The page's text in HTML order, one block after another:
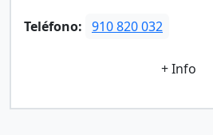
Teléfono: 910 820 032
+ Info